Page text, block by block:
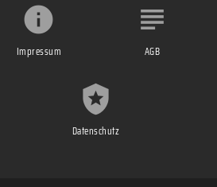
Impressum AGB
Datenschutz